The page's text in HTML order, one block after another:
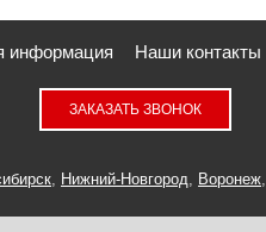
информация Наши контакты
ЗАКАЗАТЬ ЗВОНОК
, Нижний-Новгород, Воронеж,